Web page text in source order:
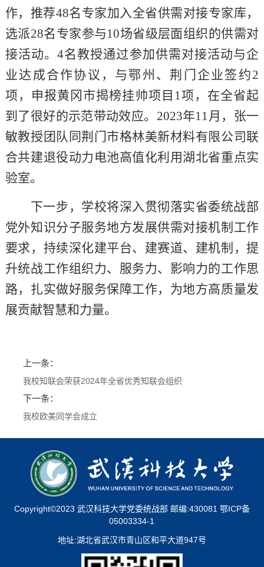
作，推荐48名专家加入全省供需对接专家库，
选派28名专家参与10场省级层面组织的供需对
接活动。4名教授通过参加供需对接活动与企
业达成合作协议，与鄂州、荆门企业签约2
项，申报黄冈市揭榜挂帅项目1项，在全省起
到了很好的示范带动效应。2023年11月，张一
敏教授团队同荆门市格林美新材料有限公司联
合共建退役动力电池高值化利用湖北省重点实
验室。
下一步，学校将深入贯彻落实省委统战部
党外知识分子服务地方发展供需对接机制工作
要求，持续深化建平台、建赛道、建机制，提
升统战工作组织力、服务力、影响力的工作思
路，扎实做好服务保障工作，为地方高质量发
展贡献智慧和力量。
上一条：
我校知联会荣获2024年全省优秀知联会组织
下一条：
我校欧美同学会成立
Copyright©2023 武汉科技大学党委统战部 邮编:430081 鄂ICP备
05003334-1
地址:湖北省武汉市青山区和平大道947号